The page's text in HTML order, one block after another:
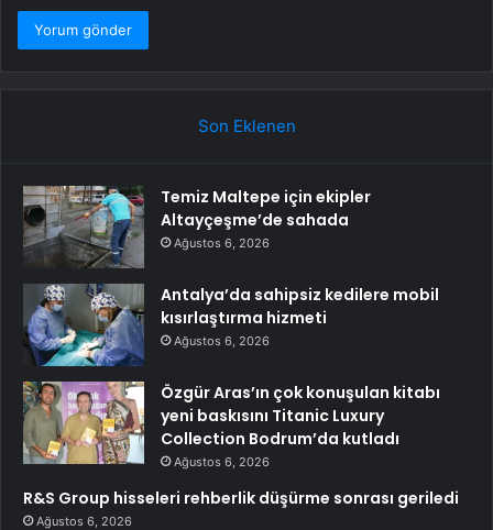
Son Eklenen
Temiz Maltepe için ekipler
Altayçeşme’de sahada
Ağustos 6, 2026
Antalya’da sahipsiz kedilere mobil
kısırlaştırma hizmeti
Ağustos 6, 2026
Özgür Aras’ın çok konuşulan kitabı
yeni baskısını Titanic Luxury
Collection Bodrum’da kutladı
Ağustos 6, 2026
R&S Group hisseleri rehberlik düşürme sonrası geriledi
Ağustos 6, 2026